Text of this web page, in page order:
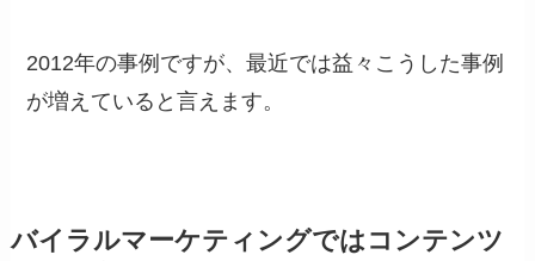
2012年の事例ですが、最近では益々こうした事例
が増えていると言えます。
バイラルマーケティングではコンテンツ